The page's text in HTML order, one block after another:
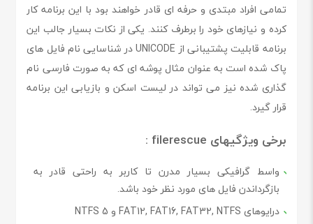
تمامی افراد مبتدی و حرفه ای قادر خواهند بود با این برنامه کار
کرده و نیازهای خود را برطرف کنند. یکی از نکات بسیار جالب این
برنامه قابلیت پشتیبانی از UNICODE در شناسایی نام فایل های
پاک شده است به عنوان مثال پوشه ای که به صورت فارسی نام
گذاری شده نیز می تواند در لیست اسکن و بازیابی این برنامه
قرار گیرد.
برخی ویژگیهای filerescue :
واسط گرافیکی بسیار مدرن تا کاربر به راحتی قادر به
بازگرداندن فایل های مورد نظر خود باشد.
درایوهای FAT12, FAT16, FAT32, NTFS و NTFS 5